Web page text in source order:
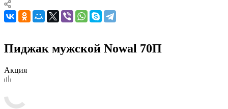
Пиджак мужской Nowal 70П
Акция